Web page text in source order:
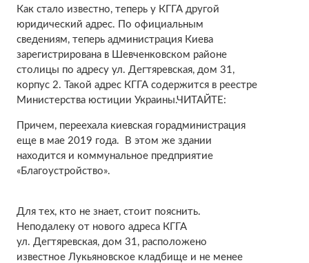
Как стало известно, теперь у КГГА другой
юридический адрес. По официальным
сведениям, теперь администрация Киева
зарегистрирована в Шевченковском районе
столицы по адресу ул. Дегтяревская, дом 31,
корпус 2. Такой адрес КГГА содержится в реестре
Министерства юстиции Украины.ЧИТАЙТЕ:
Причем, переехала киевская горадминистрация
еще в мае 2019 года. В этом же здании
находится и коммунальное предприятие
«Благоустройство».
Для тех, кто не знает, стоит пояснить.
Неподалеку от нового адреса КГГА
ул. Дегтяревская, дом 31, расположено
известное Лукьяновское кладбище и не менее